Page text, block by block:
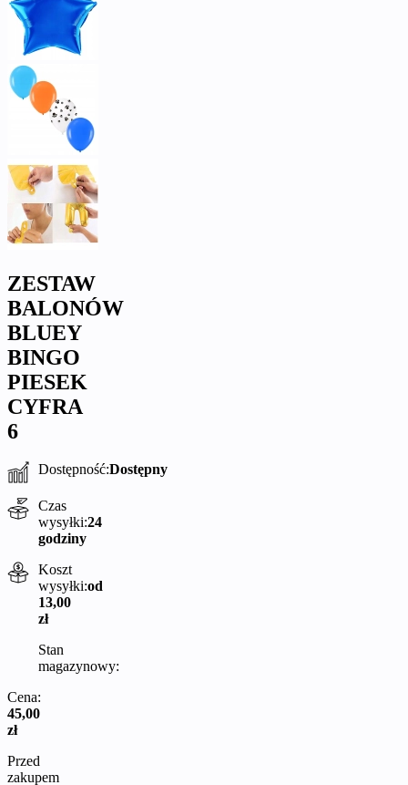
ZESTAW
BALONÓW
BLUEY
BINGO
PIESEK
CYFRA
6
Dostępność:Dostępny
Czas
wysyłki:24
godziny
Koszt
wysyłki:od
13,00
zł
Stan
magazynowy:
Cena:
45,00
zł
Przed
zakupem